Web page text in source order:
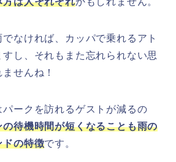
なければ、カッパで乗れるアト
し、それもまた忘れられない思
せんね！
パークを訪れるゲストが減るの
の待機時間が短くなることも雨の
ドの特徴です。